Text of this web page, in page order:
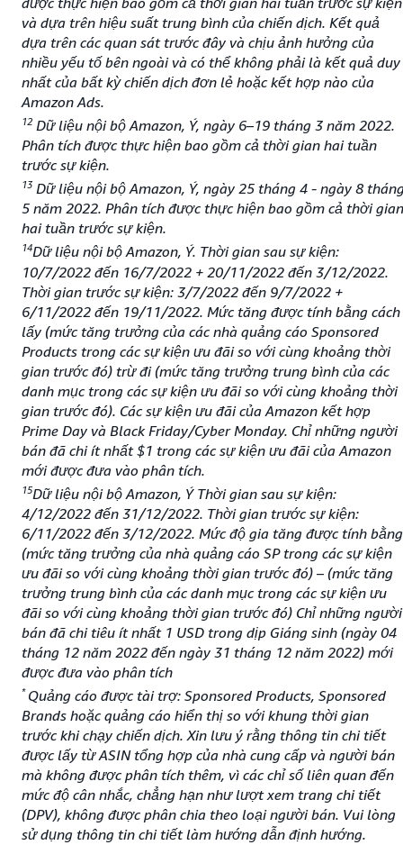
và dựa trên hiệu suất trung bình của chiến dịch. Kết quả
dựa trên các quan sát trước đây và chịu ảnh hưởng của
nhiều yếu tố bên ngoài và có thể không phải là kết quả duy
nhất của bất kỳ chiến dịch đơn lẻ hoặc kết hợp nào của
Amazon Ads.
12 Dữ liệu nội bộ Amazon, Ý, ngày 6–19 tháng 3 năm 2022.
Phân tích được thực hiện bao gồm cả thời gian hai tuần
trước sự kiện.
13 Dữ liệu nội bộ Amazon, Ý, ngày 25 tháng 4 - ngày 8
5 năm 2022. Phân tích được thực hiện bao gồm cả thời gian
hai tuần trước sự kiện.
14Dữ liệu nội bộ Amazon, Ý. Thời gian sau sự kiện:
10/7/2022 đến 16/7/2022 + 20/11/2022 đến 3/12/2022.
Thời gian trước sự kiện: 3/7/2022 đến 9/7/2022 +
6/11/2022 đến 19/11/2022. Mức tăng được tính bằng cách
lấy (mức tăng trưởng của các nhà quảng cáo Sponsored
Products trong các sự kiện ưu đãi so với cùng khoảng thời
gian trước đó) trừ đi (mức tăng trưởng trung bình của các
danh mục trong các sự kiện ưu đãi so với cùng khoảng thời
gian trước đó). Các sự kiện ưu đãi của Amazon kết hợp
Prime Day và Black Friday/Cyber Monday. Chỉ những người
bán đã chi ít nhất $1 trong các sự kiện ưu đãi của Amazon
mới được đưa vào phân tích.
15Dữ liệu nội bộ Amazon, Ý Thời gian sau sự kiện:
4/12/2022 đến 31/12/2022. Thời gian trước sự kiện:
6/11/2022 đến 3/12/2022. Mức độ gia tăng được tính bằng
(mức tăng trưởng của nhà quảng cáo SP trong các sự kiện
ưu đãi so với cùng khoảng thời gian trước đó) – (mức tăng
trưởng trung bình của các danh mục trong các sự kiện ưu
đãi so với cùng khoảng thời gian trước đó) Chỉ những người
bán đã chi tiêu ít nhất 1 USD trong dịp Giáng sinh (ngày 04
tháng 12 năm 2022 đến ngày 31 tháng 12 năm 2022) mới
được đưa vào phân tích
* Quảng cáo được tài trợ: Sponsored Products, Sponsored
Brands hoặc quảng cáo hiển thị so với khung thời gian
trước khi chạy chiến dịch. Xin lưu ý rằng thông tin chi tiết
được lấy từ ASIN tổng hợp của nhà cung cấp và người bán
mà không được phân tích thêm, vì các chỉ số liên quan đến
mức độ cân nhắc, chẳng hạn như lượt xem trang chi tiết
(DPV), không được phân chia theo loại người bán. Vui lòng
sử dụng thông tin chi tiết làm hướng dẫn định hướng.